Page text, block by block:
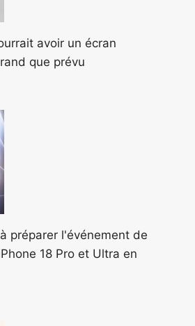
avoir un écran
que prévu
préparer l'événement de
18 Pro et Ultra en